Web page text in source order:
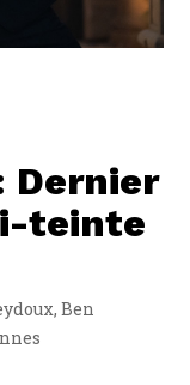
Dernier
teinte
Ben